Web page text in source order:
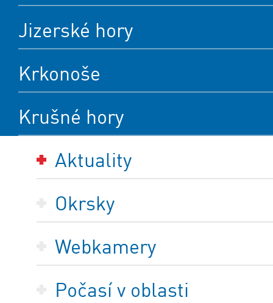
Jizerské hory
Krkonoše
Krušné hory
Aktuality
Okrsky
Webkamery
Počasí v oblasti